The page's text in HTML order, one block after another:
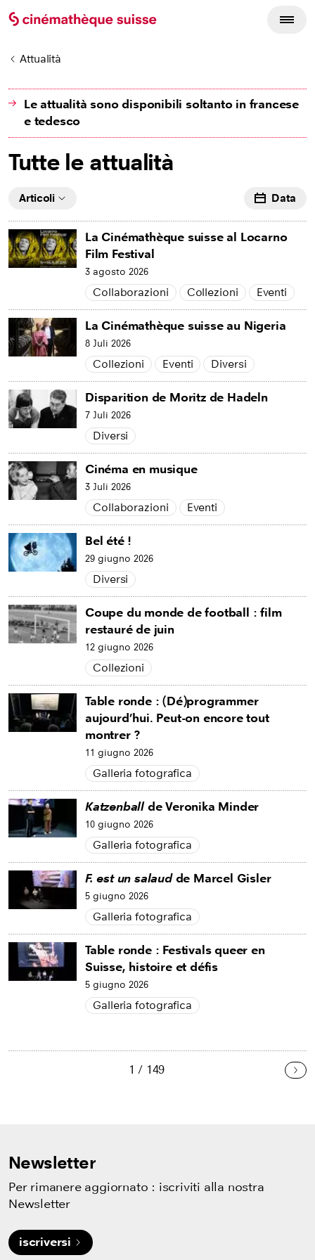
Attualità
Le attualità sono disponibili soltanto in francese
e tedesco
Tutte le attualità
Articoli Data
La Cinémathèque suisse al Locarno
Film Festival
3 agosto 2026
Collaborazioni Collezioni Eventi
La Cinémathèque suisse au Nigeria
8 Juli 2026
Collezioni Eventi Diversi
Disparition de Moritz de Hadeln
7 Juli 2026
Diversi
Cinéma en musique
3 Juli 2026
Collaborazioni Eventi
Bel été !
29 giugno 2026
Diversi
Coupe du monde de football : film
restauré de juin
12 giugno 2026
Collezioni
Table ronde : (Dé)programmer
aujourd’hui. Peut-on encore tout
montrer ?
11 giugno 2026
Galleria fotografica
Katzenballde Veronika Minder
10 giugno 2026
Galleria fotografica
F. est un salaudde Marcel Gisler
5 giugno 2026
Galleria fotografica
Table ronde : Festivals queer en
Suisse, histoire et défis
5 giugno 2026
Galleria fotografica
1 / 149
Newsletter
Per rimanere aggiornato : iscriviti alla nostra
Newsletter
iscriversi